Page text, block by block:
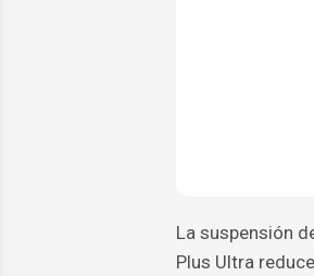
La suspensión
Plus Ultra